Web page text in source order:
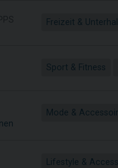
Freizeit &
Sport & Fitness
Mode &
Lifestyle &